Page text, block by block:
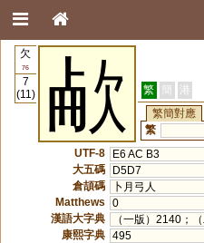
欠
76
7
(11)
欳 繁 簡 港
繁簡對應
繁
UTF-8
E6 AC B3
大五碼
D5D7
倉頡碼
卜月弓人
Matthews
0
漢語大字典
（一版）2140；
康熙字典 495